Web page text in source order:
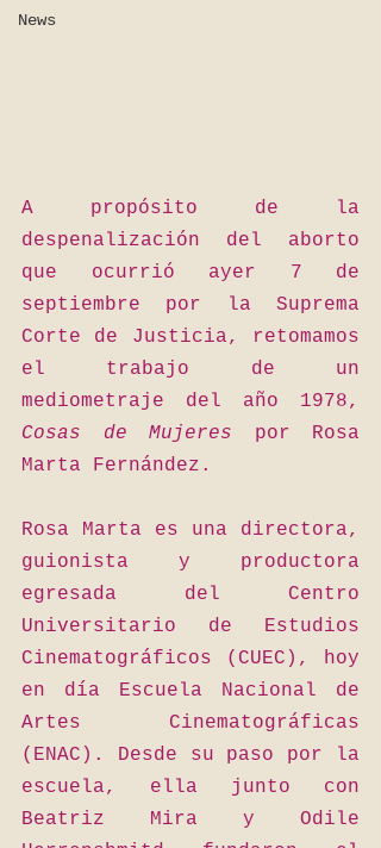
News
A propósito de la
despenalización del aborto
que ocurrió ayer 7 de
septiembre por la Suprema
Corte de Justicia, retomamos
el trabajo de un
Cosas de Mujeres por Rosa
Marta Fernández.
Rosa Marta es una directora,
guionista y productora
egresada del Centro
Universitario de Estudios
Cinematográficos (CUEC), hoy
en día Escuela Nacional de
Artes Cinematográficas
(ENAC). Desde su paso por la
escuela, ella junto con
Beatriz Mira y Odile